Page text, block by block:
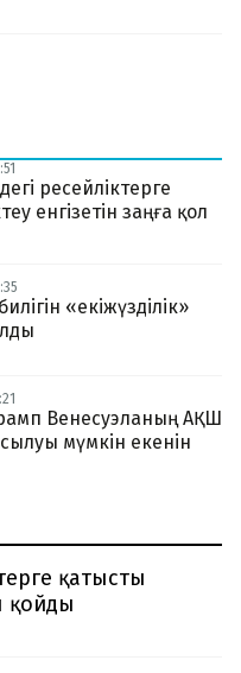
ресейліктерге
енгізетін заңға қол
«екіжүзділік»
Венесуэланың АҚШ
мүмкін екенін
қатысты
қойды